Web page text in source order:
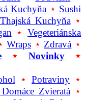
Kuchyňa ⋆ Sushi
Thajská Kuchyňa⋆
⋆Vegeteriánska
Wraps ⋆ Zdravá ⋆
⋆ Novinky⋆
⋆ Potraviny ⋆
Zvieratá⋆